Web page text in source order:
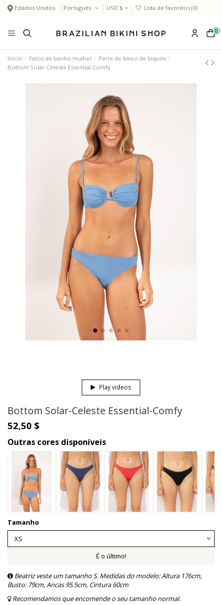
Estados Unidos Português USD $ Lista de favoritos (0)
0
Início Fatos de banho mulher
Parte de baixo de biquini
Bottom Solar-Celeste Essential-Comfy
Play videos
Bottom Solar-Celeste Essential-Comfy
52,50 $
Outras cores disponíveis
Tamanho
É o último!
Beatriz veste um tamanho S. Medidas do modelo: Altura 176cm,
Busto: 79cm, Ancas 95.5cm, Cintura 60cm
Recomendamos que encomende o seu tamanho normal.